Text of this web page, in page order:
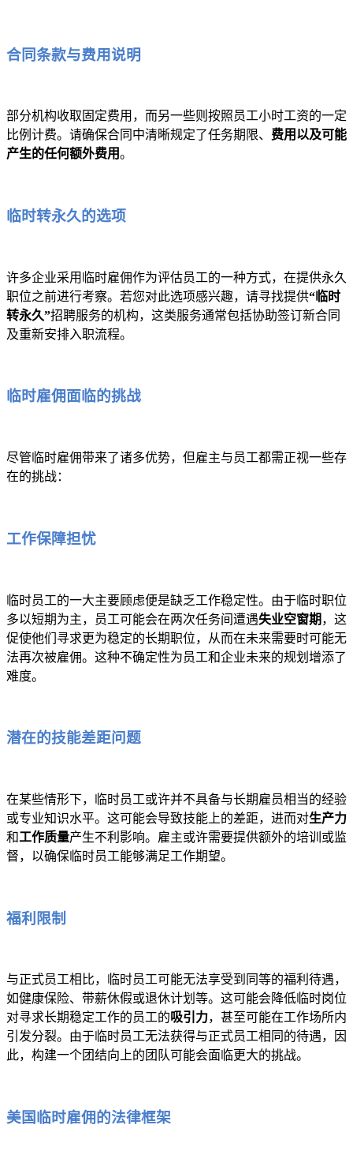
合同条款与费用说明
部分机构收取固定费用，而另一些则按照员工小时工资的一定
比例计费。请确保合同中清晰规定了任务期限、 费用以及可能
产生的任何额外费用。
临时转永久的选项
许多企业采用临时雇佣作为评估员工的一种方式，在提供永久
职位之前进行考察。若您对此选项感兴趣，请寻找提供“临时
转永久”招聘服务的机构，这类服务通常包括协助签订新合同
及重新安排入职流程。
临时雇佣面临的挑战
尽管临时雇佣带来了诸多优势，但雇主与员工都需正视一些存
在的挑战：
工作保障担忧
临时员工的一大主要顾虑便是缺乏工作稳定性。由于临时职位
多以短期为主，员工可能会在两次任务间遭遇失业空窗期 ，这
促使他们寻求更为稳定的长期职位，从而在未来需要时可能无
法再次被雇佣。这种不确定性为员工和企业未来的规划增添了
难度。
潜在的技能差距问题
在某些情形下，临时员工或许并不具备与长期雇员相当的经验
或专业知识水平。这可能会导致技能上的差距，进而对生产力
和工作质量产生不利影响。雇主或许需要提供额外的培训或监
督，以确保临时员工能够满足工作期望。
福利限制
与正式员工相比，临时员工可能无法享受到同等的福利待遇，
如健康保险、带薪休假或退休计划等。这可能会降低临时岗位
对寻求长期稳定工作的员工的吸引力，甚至可能在工作场所内
引发分裂。由于临时员工无法获得与正式员工相同的待遇，因
此，构建一个团结向上的团队可能会面临更大的挑战。
美国临时雇佣的法律框架